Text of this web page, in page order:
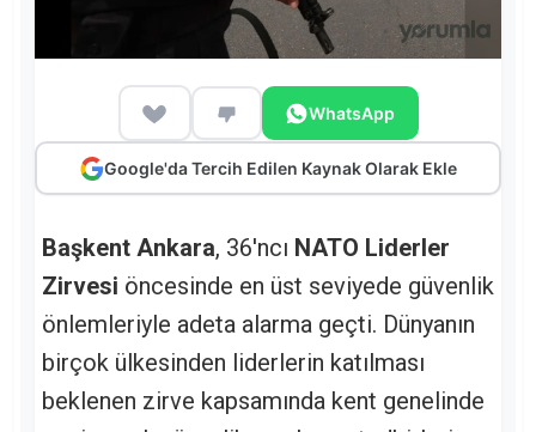
WhatsApp
Google'da Tercih Edilen Kaynak Olarak Ekle
Başkent Ankara, 36'ncı NATO Liderler
Zirvesi öncesinde en üst seviyede güvenlik
önlemleriyle adeta alarma geçti. Dünyanın
birçok ülkesinden liderlerin katılması
beklenen zirve kapsamında kent genelinde